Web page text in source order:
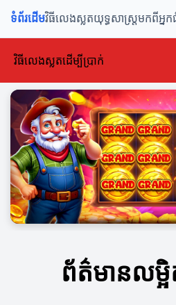
ទំព័រដើមវិធីលេងស្លតយុទ្ធសាស្ត្រមកពីអ្ន
វិធីលេងស្លតដើម្បីប្រាក់
ព័ត៌មានលម្